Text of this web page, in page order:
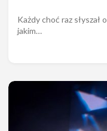
Każdy choć raz
jakim…